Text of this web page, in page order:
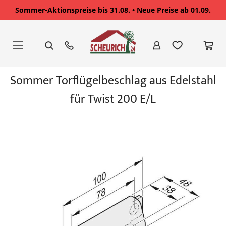
Sommer-Aktionspreise bis 31.08. • Neue Preise ab 01.09.
springen
EndeSommer Torflügelbeschlag aus Edelstahl
für Twist 200 E/L